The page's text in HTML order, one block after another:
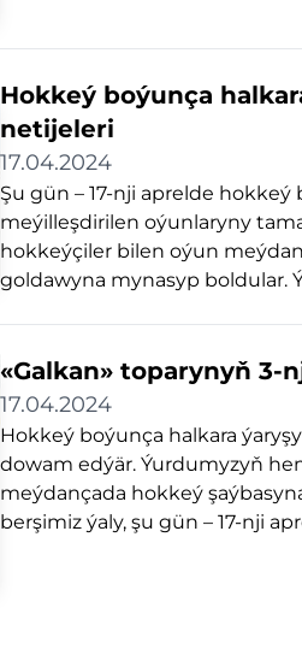
Hokkeý boýunça
netijeleri
17.04.2024
Şu gün – 17-nji aprelde
meýilleşdirilen oýunlaryny
hokkeýçiler bilen oýun
goldawyna mynasyp boldular.
«Galkan» toparynyň 3-
17.04.2024
Hokkeý boýunça halkara
dowam edýär. Ýurdumyzyň
meýdançada hokkeý
berşimiz ýaly, şu gün – 17-nji